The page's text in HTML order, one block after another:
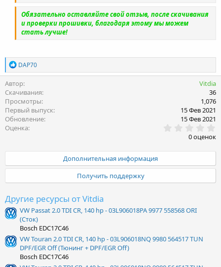
Обязательно оставляйте свой отзыв, после скачивания
и проверки прошивки, благодаря этому мы можем
стать лучше!
Р
е
к
ц
и
и
:
DAP70
Автор
Vitdia
Скачивания
36
Просмотры
1,076
Первый выпуск
15 Фев 2021
Обновление
15 Фев 2021
Оценка
.
0
0
в
ё
0 оценок
Дополнительная информация
Получить поддержку
Другие ресурсы от Vitdia
VW Passat 2.0 TDI CR, 140 hp - 03L906018PA 9977 558568 ORI
(Сток)
Bosch EDC17C46
VW Touran 2.0 TDI CR, 140 hp - 03L906018NQ 9980 564517 TUN
DPF/EGR Off (Тюнинг + DPF/EGR Off)
Bosch EDC17C46